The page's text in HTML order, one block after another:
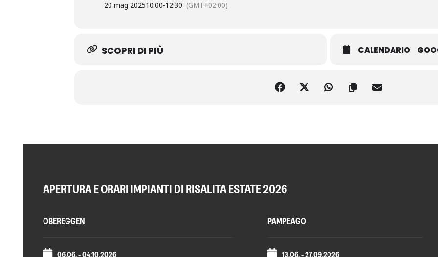
20 mag 202510:00-12:30 (GMT+02:00)
SCOPRI DI PIÙ CALENDARIO
APERTURA E ORARI IMPIANTI DI RISALITA ESTATE 2026
OBEREGGEN
06.06. - 04.10.2026
PAMPEAGO
13.06. - 27.09.2026